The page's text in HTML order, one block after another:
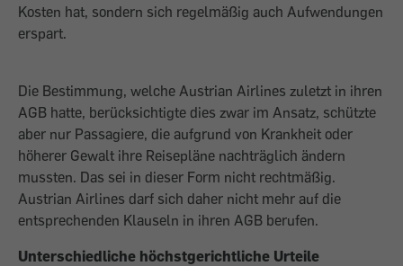
Kosten hat, sondern sich regelmäßig auch Aufwendungen
erspart.
Die Bestimmung, welche Austrian Airlines zuletzt in ihren
AGB hatte, berücksichtigte dies zwar im Ansatz, schützte
aber nur Passagiere, die aufgrund von Krankheit oder
höherer Gewalt ihre Reisepläne nachträglich ändern
mussten. Das sei in dieser Form nicht rechtmäßig.
Austrian Airlines darf sich daher nicht mehr auf die
entsprechenden Klauseln in ihren AGB berufen.
Unterschiedliche höchstgerichtliche Urteile